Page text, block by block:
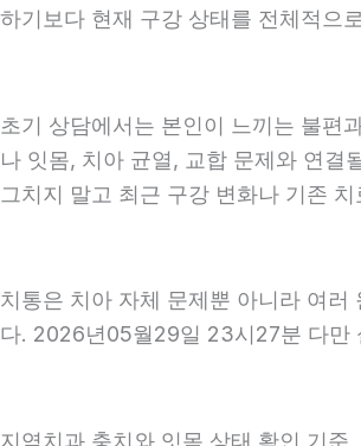
하기보다 현재 구강 상태를 전체적으
초기 상담에서는 본인이 느끼는 불편
나 잇몸, 치아 균열, 교합 문제와 연
그치지 말고 최근 구강 변화나 기존
치통은 치아 자체 문제뿐 아니라 여
다. 2026년05월29일 23시27분 다만
지역치과 충치와 잇몸 상태 확인 기준